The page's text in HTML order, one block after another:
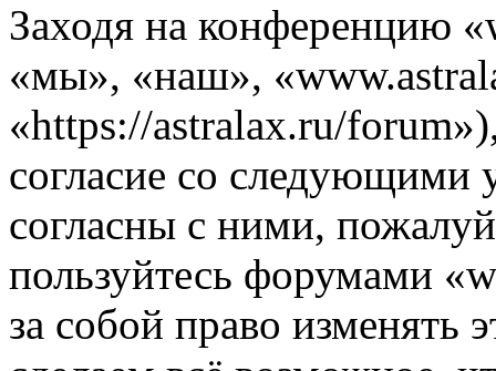
Заходя на конференцию
«мы», «наш»,
«https://astralax.ru/
согласие со следующими
согласны с ними,
пользуйтесь форумами
за собой право изменять